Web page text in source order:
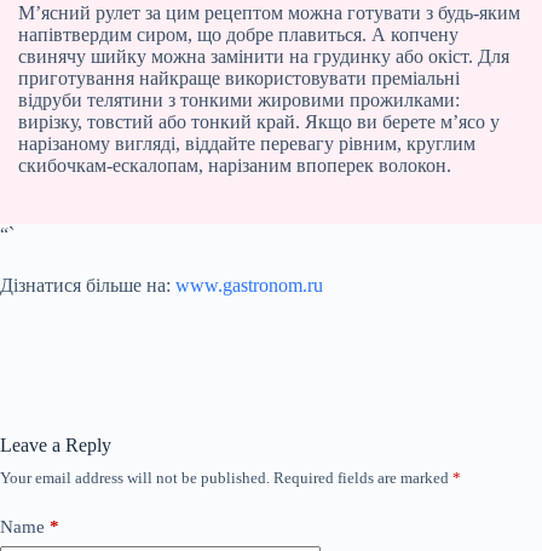
М’ясний рулет за цим рецептом можна готувати з будь-яким
напівтвердим сиром, що добре плавиться. А копчену
свинячу шийку можна замінити на грудинку або окіст. Для
приготування найкраще використовувати преміальні
відруби телятини з тонкими жировими прожилками:
вирізку, товстий або тонкий край. Якщо ви берете м’ясо у
нарізаному вигляді, віддайте перевагу рівним, круглим
скибочкам-ескалопам, нарізаним впоперек волокон.
“`
Дізнатися більше на: www.gastronom.ru
Leave a Reply
Your email address will not be published. Required fields are marked *
Name *